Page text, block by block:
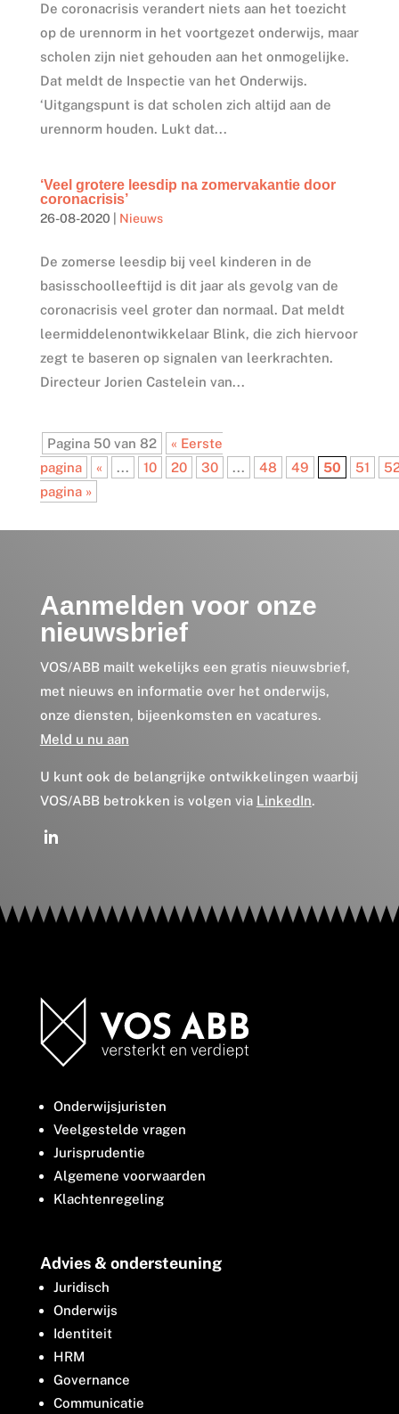
De coronacrisis verandert niets aan het toezicht
op de urennorm in het voortgezet onderwijs, maar
scholen zijn niet gehouden aan het onmogelijke.
Dat meldt de Inspectie van het Onderwijs.
‘Uitgangspunt is dat scholen zich altijd aan de
urennorm houden. Lukt dat...
‘Veel grotere leesdip na zomervakantie door
coronacrisis’
26-08-2020 Nieuws
De zomerse leesdip bij veel kinderen in de
basisschoolleeftijd is dit jaar als gevolg van de
coronacrisis veel groter dan normaal. Dat meldt
leermiddelenontwikkelaar Blink, die zich hiervoor
zegt te baseren op signalen van leerkrachten.
Directeur Jorien Castelein van...
Pagina 50 van 82
« Eerste
pagina
« ... 10 20 30 ... 48 49 50 51
pagina »
Aanmelden voor onze
nieuwsbrief
VOS/ABB mailt wekelijks een gratis nieuwsbrief,
met nieuws en informatie over het onderwijs,
onze diensten, bijeenkomsten en vacatures.
Meld u nu aan
U kunt ook de belangrijke ontwikkelingen waarbij
VOS/ABB betrokken is volgen via LinkedIn.
Onderwijsjuristen
Veelgestelde vragen
Jurisprudentie
Algemene voorwaarden
Klachtenregeling
Advies & ondersteuning
Juridisch
Onderwijs
Identiteit
HRM
Governance
Communicatie